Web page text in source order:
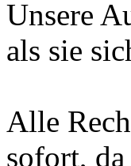
Unsere
als sie
Alle
sofort,